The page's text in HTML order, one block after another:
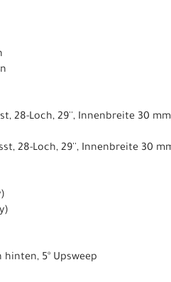
28-Loch, 29'', Innenbreite 30
28-Loch, 29'', Innenbreite 30
hinten, 5° Upsweep